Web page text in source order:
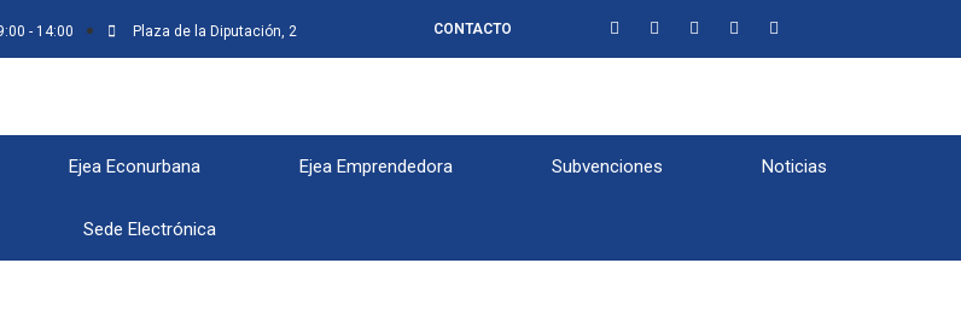
- 14:00 Plaza de la Diputación, 2 CONTACTO
Ejea Econurbana Ejea Emprendedora Subvenciones Noticias
Sede Electrónica